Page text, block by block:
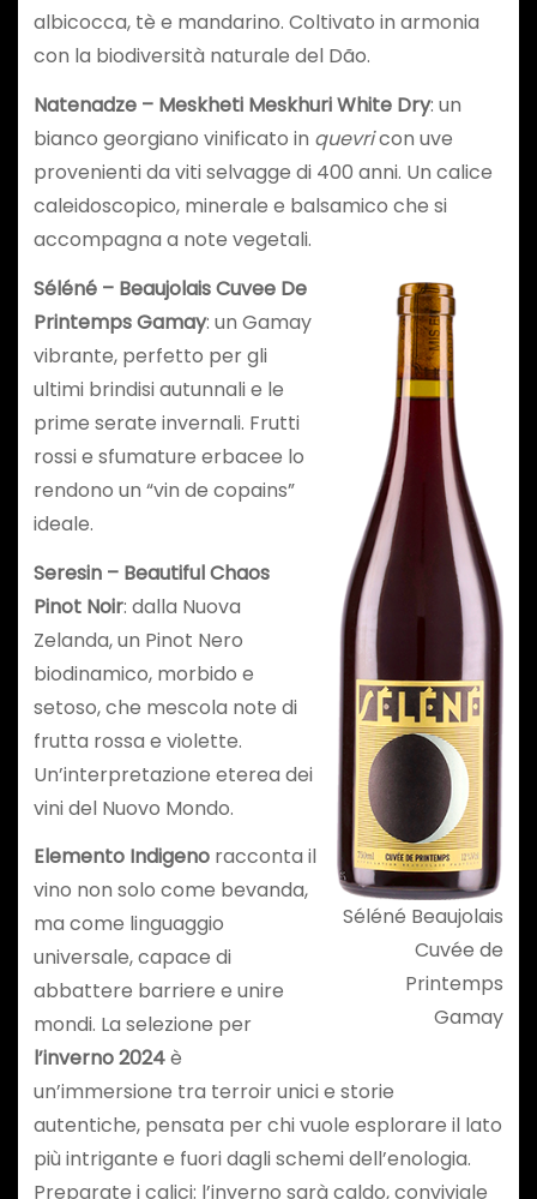
albicocca, tè e mandarino. Coltivato in armonia
con la biodiversità naturale del Dão.
Natenadze – Meskheti Meskhuri White Dry: un
bianco georgiano vinificato in quevricon uve
provenienti da viti selvagge di 400 anni. Un calice
caleidoscopico, minerale e balsamico che si
accompagna a note vegetali.
Séléné Beaujolais
Cuvée de
Printemps
Gamay
Séléné – Beaujolais Cuvee De
Printemps Gamay: un Gamay
vibrante, perfetto per gli
ultimi brindisi autunnali e le
prime serate invernali. Frutti
rossi e sfumature erbacee lo
rendono un “vin de copains”
ideale.
Seresin – Beautiful Chaos
Pinot Noir: dalla Nuova
Zelanda, un Pinot Nero
biodinamico, morbido e
setoso, che mescola note di
frutta rossa e violette.
Un’interpretazione eterea dei
vini del Nuovo Mondo.
Elemento Indigenoracconta il
vino non solo come bevanda,
ma come linguaggio
universale, capace di
abbattere barriere e unire
mondi. La selezione per
l’inverno 2024è
un’immersione tra terroir unici e storie
autentiche, pensata per chi vuole esplorare il lato
più intrigante e fuori dagli schemi dell’enologia.
Preparate i calici: l’inverno sarà caldo, conviviale